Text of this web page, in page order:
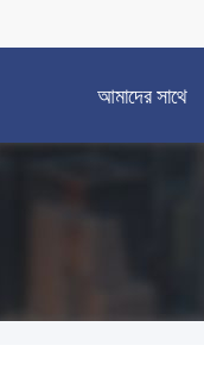
আমাদের সাথে